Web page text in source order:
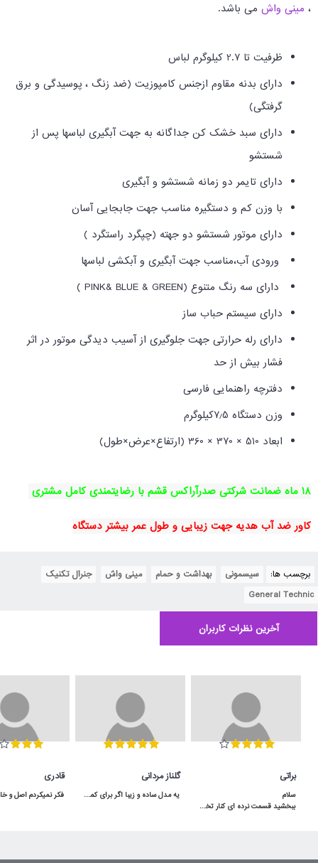
، مینی واش می باشد.
ظرفیت تا 2.7 کیلوگرم لباس
دارای بدنه مقاوم ازجنس کامپوزیت (ضد زنگ ، پوسیدگی و برق
گرفتگی)
دارای سبد خشک کن جداگانه به جهت آبگیری لباسها پس از
شستشو
دارای تایمر دو زمانه شستشو و آبگیری
با وزن کم و دستگیره مناسب جهت جابجایی آسان
دارای موتور شستشو دو جهته (چپگرد راستگرد )
ورودی آب،مناسب جهت آبگیری و آبکشی لباسها
دارای سه رنگ متنوع (GREEN
&
BLUE
&
PINK
)
دارای سیستم حباب ساز
دارای رله حرارتی جهت جلوگیری از آسیب دیدگی موتور در اثر
فشار بیش از حد
دفترچه راهنمایی فارسی
وزن دستگاه
7٫5 کیلوگرم
ابعاد 510 × 370 × 360 ( ارتفاع×عرض×طول)
18 ماه ضمانت شرکتی صدرآراکس قشم با رضایتمندی کامل مشتری
کاور ضد آب هدیه جهت زیبایی و طول عمر بیشتر دستگاه
برچسب ها: سیسمونی بهداشت و حمام مینی واش جنرال تکنیک
General Technic
آخرین نظرات کاربران
براتی
ببخشید قسمت نرده ای کنار تخت توسط لولا بالا پایین میشه یا ثابته؟سلام بالا پایین میشه
گلناز مردانی
یه مدل ساده و زیبا اگر برای کمد سه دربش جا داشته باشید خیلی هم کاربردی میشه
قادری